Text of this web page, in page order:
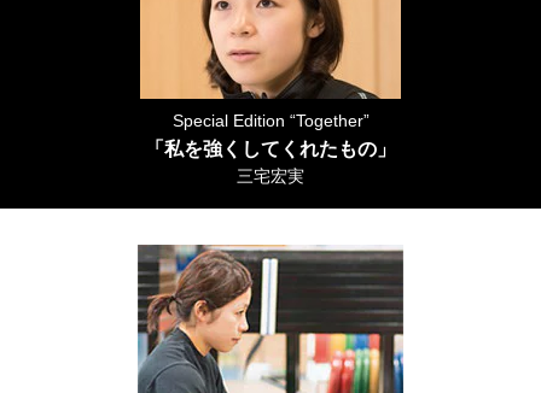
Special Edition “Together”
「私を強くしてくれたもの」
三宅宏実